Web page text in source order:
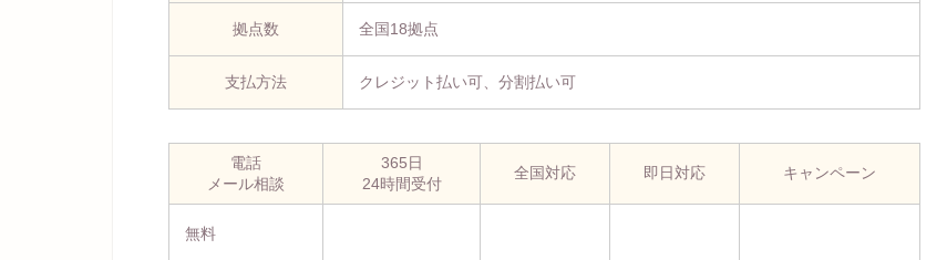
拠点数 全国18拠点
支払方法 クレジット払い可、分割払い可
電話
メール相談
365日
24時間受付
全国対応 即日対応 キャンペーン
無料